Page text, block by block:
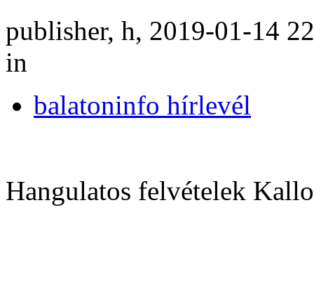
publisher, h, 2019-01-14
in
balatoninfo hírlevél
Hangulatos felvételek